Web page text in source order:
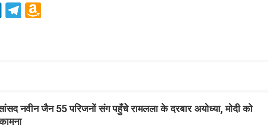
LinkedIn
Telegram
नवीन जैन 55 परिजनों संग पहुँचे रामलला के दरबार अयोध्या, मोदी को